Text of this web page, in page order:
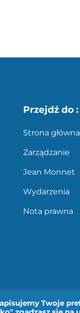
Przejdź do :
Strona główna
Zarządzanie
Jean Monnet
Wydarzenia
Nota prawna
Twoje